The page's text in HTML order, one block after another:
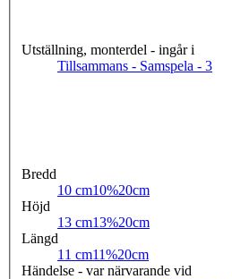
Utställning, monterdel - ingår i
Tillsammans - Samspela - 3
Bredd
10 cm10%20cm
Höjd
13 cm13%20cm
Längd
11 cm11%20cm
Händelse - var närvarande vid